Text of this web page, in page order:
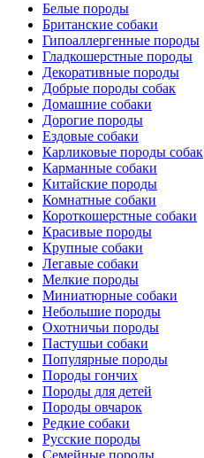
Белые породы
Британские собаки
Гипоаллергенные породы
Гладкошерстные породы
Декоративные породы
Добрые породы собак
Домашние собаки
Дорогие породы
Ездовые собаки
Карликовые породы собак
Карманные собаки
Китайские породы
Комнатные собаки
Короткошерстные собаки
Красивые породы
Крупные собаки
Легавые собаки
Мелкие породы
Миниатюрные собаки
Небольшие породы
Охотничьи породы
Пастушьи собаки
Популярные породы
Породы гончих
Породы для детей
Породы овчарок
Редкие собаки
Русские породы